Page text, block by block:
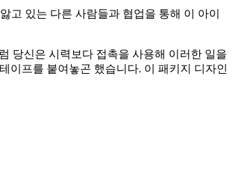
고 있는 다른 사람들과 협업을 통해 이 아이
당신은 시력보다 접촉을 사용해 이러한 일을
이프를 붙여놓곤 했습니다. 이 패키지 디자인